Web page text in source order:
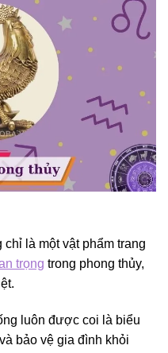
chỉ là một vật phẩm trang
trọng trong phong thủy,
luôn được coi là biểu
bảo vệ gia đình khỏi